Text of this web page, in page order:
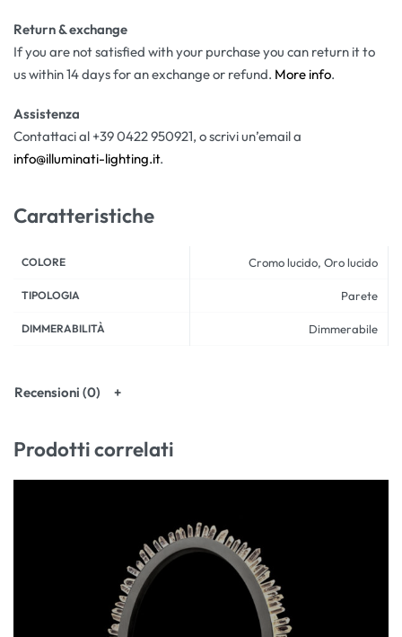
Return & exchange
If you are not satisfied with your purchase you can return it to
us within 14 days for an exchange or refund. More info.
Assistenza
Contattaci al +39 0422 950921, o scrivi un’email a
info@illuminati-lighting.it.
Caratteristiche
COLORE Cromo lucido, Oro lucido
TIPOLOGIA Parete
DIMMERABILITÀ Dimmerabile
Recensioni (0)
Prodotti correlati